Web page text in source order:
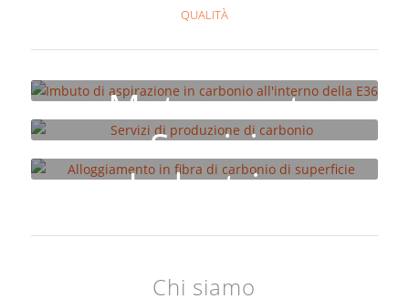
QUALITÀ
Motorsport
Servizi
Industria
Chi siamo